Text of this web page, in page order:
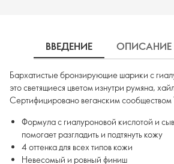
ВВЕДЕНИЕ ОПИСАНИЕ
Бархатистые бронзирующие шарики с
это светящиеся цветом изнутри румяна,
Сертифицировано веганским сообществом
Формула с гиалуроновой кислотой и
помогает разгладить и подтянуть кожу
4 оттенка для всех типов кожи
Невесомый и ровный финиш